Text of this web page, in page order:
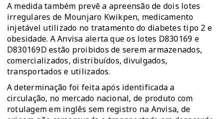
A medida também prevê a apreensão de dois lotes
irregulares de Mounjaro Kwikpen, medicamento
injetável utilizado no tratamento do diabetes tipo 2 e
obesidade. A Anvisa alerta que os lotes D830169 e
D830169D estão proibidos de serem armazenados,
comercializados, distribuídos, divulgados,
transportados e utilizados.
A determinação foi feita após identificada a
circulação, no mercado nacional, de produto com
rotulagem em inglês sem registro na Anvisa, de